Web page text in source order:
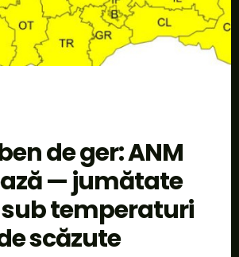
de ger: ANM
— jumătate
temperaturi
scăzute